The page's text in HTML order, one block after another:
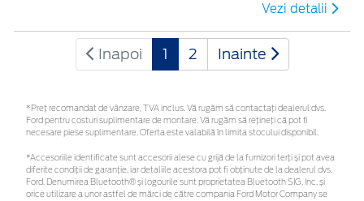
Vezi detalii
Inapoi 1 2 Inainte
*Preţ recomandat de vânzare, TVA inclus. Vă rugăm să contactaţi dealerul dvs.
Ford pentru costuri suplimentare de montare. Vă rugăm să rețineți că pot fi
necesare piese suplimentare. Oferta este valabilă în limita stocului disponibil.
*Accesoriile identificate sunt accesorii alese cu grijă de la furnizori terți și pot avea
diferite condiții de garanție, iar detaliile acestora pot fi obținute de la dealerul dvs.
Ford. Denumirea Bluetooth® și logourile sunt proprietatea Bluetooth SIG, Inc. și
orice utilizare a unor astfel de mărci de către compania Ford Motor Company se